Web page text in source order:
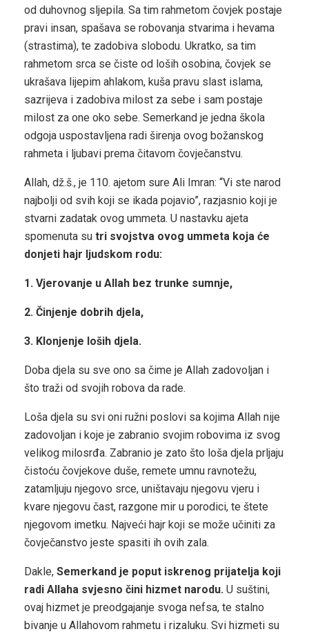
od duhovnog sljepila. Sa tim rahmetom čovjek postaje
pravi insan, spašava se robovanja stvarima i hevama
(strastima), te zadobiva slobodu. Ukratko, sa tim
rahmetom srca se čiste od loših osobina, čovjek se
ukrašava lijepim ahlakom, kuša pravu slast islama,
sazrijeva i zadobiva milost za sebe i sam postaje
milost za one oko sebe. Semerkand je jedna škola
odgoja uspostavljena radi širenja ovog božanskog
rahmeta i ljubavi prema čitavom čovječanstvu.
Allah, dž.š., je 110. ajetom sure Ali Imran: “Vi ste narod
najbolji od svih koji se ikada pojavio”, razjasnio koji je
stvarni zadatak ovog ummeta. U nastavku ajeta
spomenuta su tri svojstva ovog ummeta koja će
donjeti hajr ljudskom rodu:
1. Vjerovanje u Allah bez trunke sumnje,
2. Činjenje dobrih djela,
3. Klonjenje loših djela.
Doba djela su sve ono sa čime je Allah zadovoljan i
što traži od svojih robova da rade.
Loša djela su svi oni ružni poslovi sa kojima Allah nije
zadovoljan i koje je zabranio svojim robovima iz svog
velikog milosrđa. Zabranio je zato što loša djela prljaju
čistoću čovjekove duše, remete umnu ravnotežu,
zatamljuju njegovo srce, uništavaju njegovu vjeru i
kvare njegovu čast, razgone mir u porodici, te štete
njegovom imetku. Najveći hajr koji se može učiniti za
čovječanstvo jeste spasiti ih ovih zala.
Dakle, Semerkand je poput iskrenog prijatelja koji
radi Allaha svjesno čini hizmet narodu. U suštini,
ovaj hizmet je preodgajanje svoga nefsa, te stalno
bivanje u Allahovom rahmetu i rizaluku. Svi hizmeti su